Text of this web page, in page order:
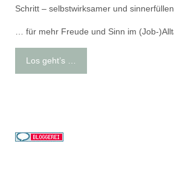
Schritt – selbstwirksamer und
… für mehr Freude und Sinn im (Job-
Los geht’s …